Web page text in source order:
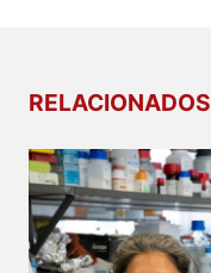
RELACIONADOS